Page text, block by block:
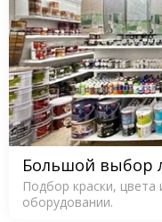
Большой выбор
Подбор краски,
оборудовании.